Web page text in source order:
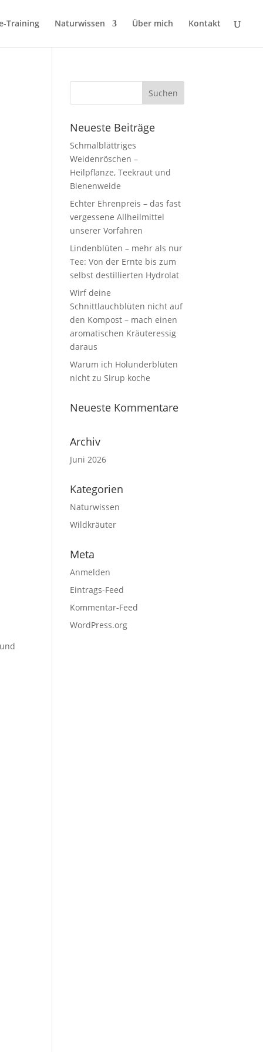
Training Naturwissen Über mich Kontakt
Neueste Beiträge
Schmalblättriges
Weidenröschen –
Heilpflanze, Teekraut und
Bienenweide
Echter Ehrenpreis – das fast
vergessene Allheilmittel
unserer Vorfahren
Lindenblüten – mehr als nur
Tee: Von der Ernte bis zum
selbst destillierten Hydrolat
Wirf deine
Schnittlauchblüten nicht auf
den Kompost – mach einen
aromatischen Kräuteressig
daraus
Warum ich Holunderblüten
nicht zu Sirup koche
Neueste Kommentare
Archiv
Juni 2026
Kategorien
Naturwissen
Wildkräuter
Meta
Anmelden
Eintrags-Feed
Kommentar-Feed
WordPress.org